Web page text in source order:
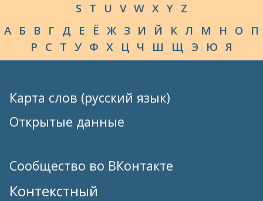
S T U V W X Y Z
А Б В Г Д Е Ё Ж З И Й К Л М Н О П
Р С Т У Ф Х Ц Ч Ш Щ Э Ю Я
Карта слов (русский язык)
Открытые данные
Сообщество во ВКонтакте
Контекстный